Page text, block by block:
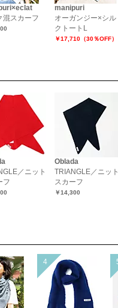
混スカーフ
manipuri
オーガンジー×シル
クトートL
￥17,710（30％OFF）
／ニット
フ
Oblada
TRIANGLE／ニット
スカーフ
￥14,300